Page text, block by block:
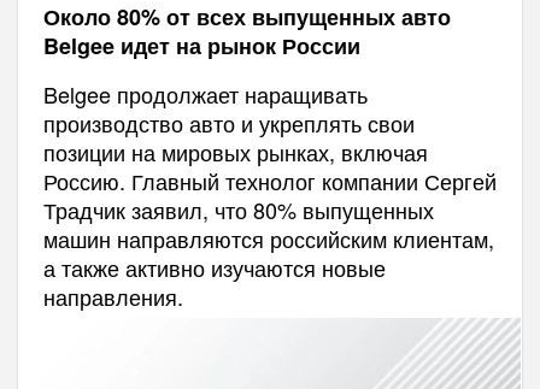
Около 80% от всех выпущенных авто
Belgee идет на рынок России
Belgee продолжает наращивать
производство авто и укреплять свои
позиции на мировых рынках, включая
Россию. Главный технолог компании Сергей
Традчик заявил, что 80% выпущенных
машин направляются российским клиентам,
а также активно изучаются новые
направления.